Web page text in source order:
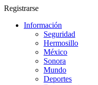
Registrarse
Información
Seguridad
Hermosillo
México
Sonora
Mundo
Deportes